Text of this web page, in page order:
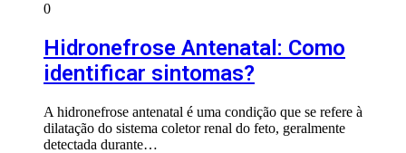
0
Hidronefrose Antenatal: Como
identificar sintomas?
A hidronefrose antenatal é uma condição que se refere à
dilatação do sistema coletor renal do feto, geralmente
detectada durante…